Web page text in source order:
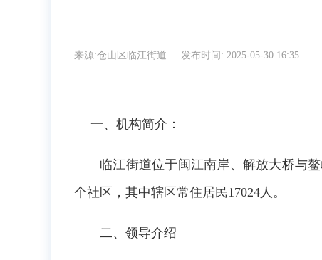
来源:仓山区临江街道 发布时间: 2025-05-30 16:35
一、机构简介：
临江街道位于闽江南岸、解放大桥与
个社区，其中辖区常住居民17024人。
二、领导介绍